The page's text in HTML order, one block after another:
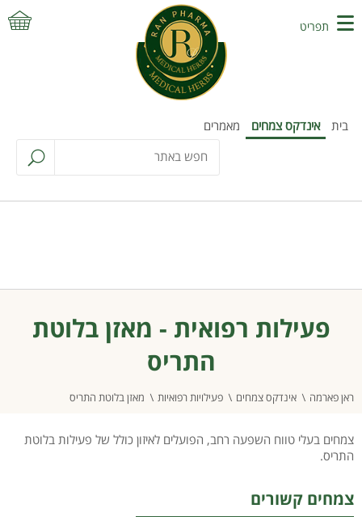
בית אינדקס צמחים מאמרים
תפריט
פעילות רפואית - מאזן בלוטת
התריס
ראן פארמה אינדקס צמחים פעילויות רפואיות מאזן בלוטת התריס
צמחים בעלי טווח השפעה רחב, הפועלים לאיזון כולל של פעילות בלוטת
התריס.
צמחים קשורים